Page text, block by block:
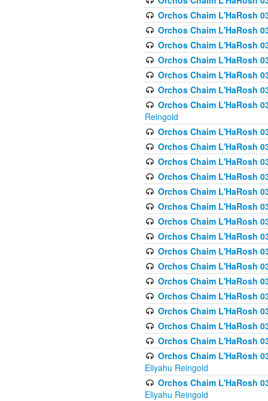
Orchos Chaim L'HaRosh
Orchos Chaim L'HaRosh
Orchos Chaim L'HaRosh
Orchos Chaim L'HaRosh
Orchos Chaim L'HaRosh
Orchos Chaim L'HaRosh
Orchos Chaim L'HaRosh
Reingold
Orchos Chaim L'HaRosh
Orchos Chaim L'HaRosh
Orchos Chaim L'HaRosh
Orchos Chaim L'HaRosh
Orchos Chaim L'HaRosh
Orchos Chaim L'HaRosh
Orchos Chaim L'HaRosh
Orchos Chaim L'HaRosh
Orchos Chaim L'HaRosh
Orchos Chaim L'HaRosh
Orchos Chaim L'HaRosh
Orchos Chaim L'HaRosh
Orchos Chaim L'HaRosh
Orchos Chaim L'HaRosh
Orchos Chaim L'HaRosh
Orchos Chaim L'HaRosh
Eliyahu Reingold
Orchos Chaim L'HaRosh
Eliyahu Reingold